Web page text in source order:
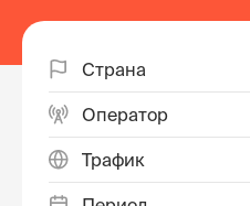
Страна
Оператор
Трафик